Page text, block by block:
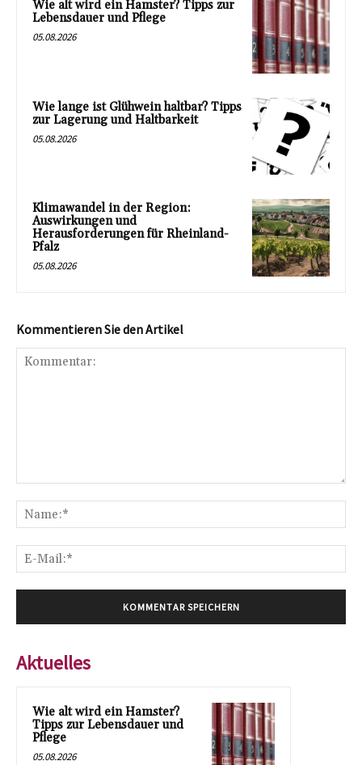
Wie alt wird ein Hamster? Tipps zur
Lebensdauer und Pflege
05.08.2026
Wie lange ist Glühwein haltbar? Tipps
zur Lagerung und Haltbarkeit
05.08.2026
Klimawandel in der Region:
Auswirkungen und
Herausforderungen für Rheinland-
Pfalz
05.08.2026
Kommentieren Sie den Artikel
Aktuelles
Wie alt wird ein Hamster?
Tipps zur Lebensdauer und
Pflege
05.08.2026